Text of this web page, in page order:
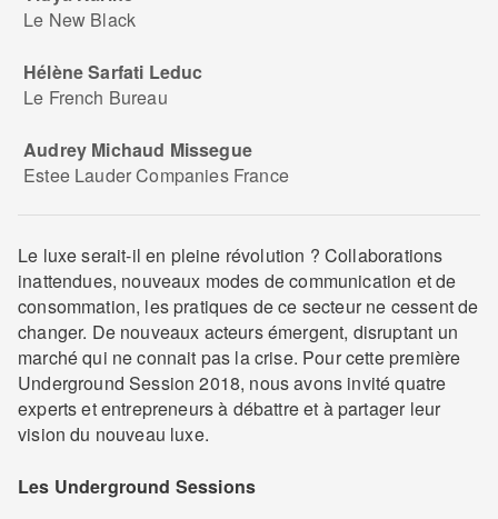
Le New Black
Hélène Sarfati Leduc
Le French Bureau
Audrey Michaud Missegue
Estee Lauder Companies France
Le luxe serait-il en pleine révolution ? Collaborations
inattendues, nouveaux modes de communication et de
consommation, les pratiques de ce secteur ne cessent de
changer. De nouveaux acteurs émergent, disruptant un
marché qui ne connait pas la crise. Pour cette première
Underground Session 2018, nous avons invité quatre
experts et entrepreneurs à débattre et à partager leur
vision du nouveau luxe.
Les Underground Sessions